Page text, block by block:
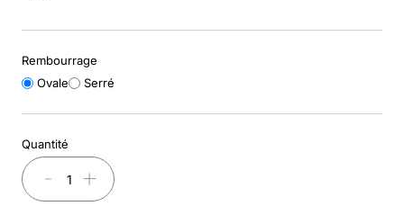
10.box visiera polo
Rembourrage
Ovale
Serré
Quantité
＋
－